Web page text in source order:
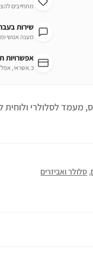
מתחייבים
שירות
מענה אנושי
אפשרויות
כ.אשראי, אפל/
מעמד לסלולרי
, סלולר ואביזרים